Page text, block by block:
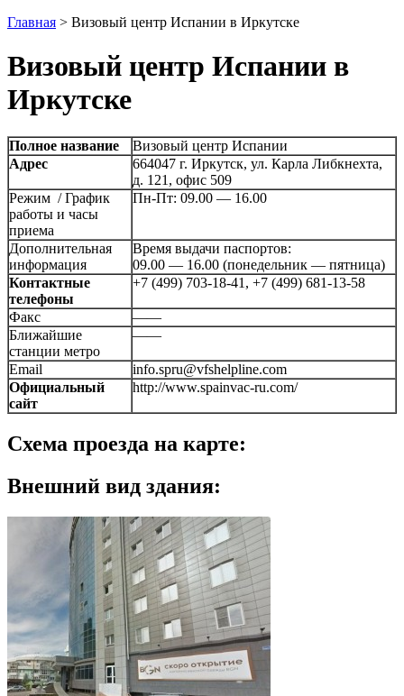
Главная > Визовый центр Испании в Иркутске
Визовый центр Испании в
Иркутске
Полное название
Визовый центр Испании
Адрес
664047 г. Иркутск, ул. Карла Либкнехта,
д. 121, офис 509
Режим / График
работы и часы
приема
Пн-Пт: 09.00 — 16.00
Дополнительная
информация
Время выдачи паспортов:
09.00 — 16.00 (понедельник — пятница)
Контактные
телефоны
+7 (499) 703-18-41, +7 (499) 681-13-58
Факс
——
Ближайшие
станции метро
——
Email
info.spru@vfshelpline.com
Официальный
сайт
http://www.spainvac-ru.com/
Схема проезда на карте:
Внешний вид здания: